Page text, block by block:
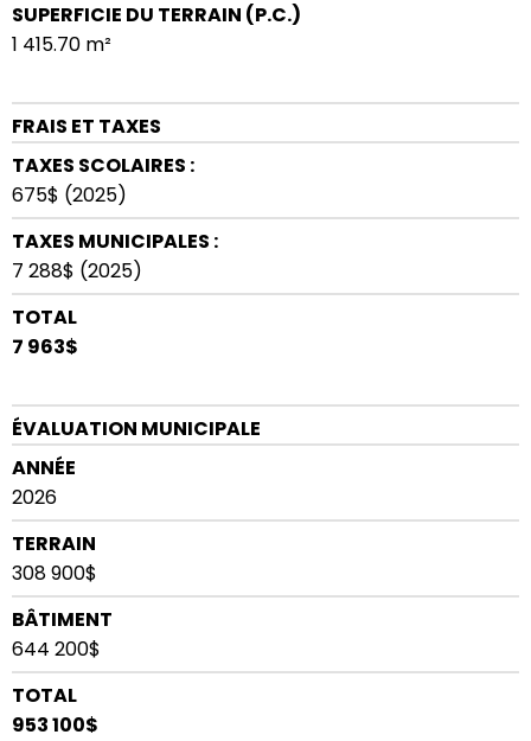
SUPERFICIE DU TERRAIN (P.C.)
1 415.70 m²
FRAIS ET TAXES
TAXES SCOLAIRES :
675$ (2025)
TAXES MUNICIPALES :
7 288$ (2025)
TOTAL
7 963$
ÉVALUATION MUNICIPALE
ANNÉE
2026
TERRAIN
308 900$
BÂTIMENT
644 200$
TOTAL
953 100$